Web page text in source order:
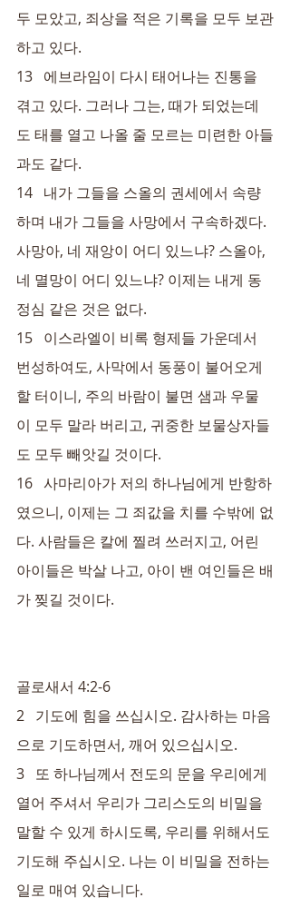
두 모았고, 죄상을 적은 기록을 모두 보관
하고 있다.
13   에브라임이 다시 태어나는 진통을
겪고 있다. 그러나 그는, 때가 되었는데
도 태를 열고 나올 줄 모르는 미련한 아들
과도 같다.
14   내가 그들을 스올의 권세에서 속량
하며 내가 그들을 사망에서 구속하겠다.
사망아, 네 재앙이 어디 있느냐? 스올아,
네 멸망이 어디 있느냐? 이제는 내게 동
정심 같은 것은 없다.
15   이스라엘이 비록 형제들 가운데서
번성하여도, 사막에서 동풍이 불어오게
할 터이니, 주의 바람이 불면 샘과 우물
이 모두 말라 버리고, 귀중한 보물상자들
도 모두 빼앗길 것이다.
16   사마리아가 저의 하나님에게 반항하
였으니, 이제는 그 죄값을 치를 수밖에 없
다. 사람들은 칼에 찔려 쓰러지고, 어린
아이들은 박살 나고, 아이 밴 여인들은 배
가 찢길 것이다.
골로새서 4:2-6
2   기도에 힘을 쓰십시오. 감사하는 마음
으로 기도하면서, 깨어 있으십시오.
3   또 하나님께서 전도의 문을 우리에게
열어 주셔서 우리가 그리스도의 비밀을
말할 수 있게 하시도록, 우리를 위해서도
기도해 주십시오. 나는 이 비밀을 전하는
일로 매여 있습니다.